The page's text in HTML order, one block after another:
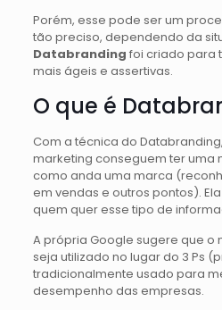
Porém, esse pode ser um
tão preciso, dependendo da
Databranding foi criado para
mais ágeis e assertivas.
O que é
Com a técnica do
marketing conseguem ter uma
como anda uma marca
em vendas e outros pontos).
quem quer esse tipo de
A própria Google sugere que o
seja utilizado no lugar do 3 Ps
tradicionalmente usado para
desempenho das empresas.